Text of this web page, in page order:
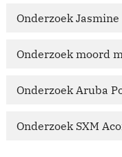
Onderzoek Jasmine
Onderzoek moord
Onderzoek Aruba
Onderzoek SXM